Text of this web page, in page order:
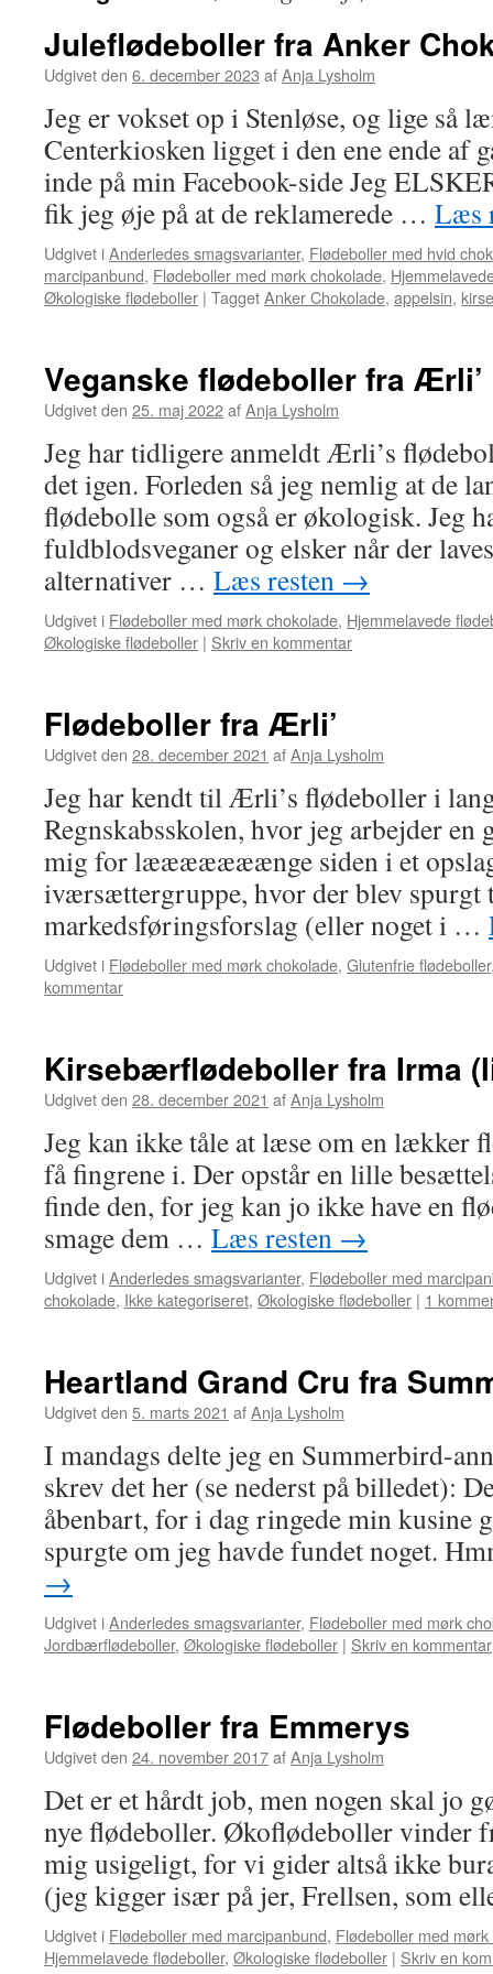
Juleflødeboller fra Anker
Udgivet den 6. december 2023 afAnja Lysholm
Jeg er vokset op i Stenløse, og lige så
Centerkiosken ligget i den ene ende af
inde på min Facebook-side Jeg
fik jeg øje på at de reklamerede … Læs
Udgivet iAnderledes smagsvarianter, Flødeboller med hvid
marcipanbund, Flødeboller med mørk chokolade,
Økologiske flødeboller | TaggetAnker Chokolade, appelsin,
Veganske flødeboller fra Ærli’
Udgivet den 25. maj 2022afAnja Lysholm
Jeg har tidligere anmeldt Ærli’s
det igen. Forleden så jeg nemlig at de
flødebolle som også er økologisk. Jeg
fuldblodsveganer og elsker når der
alternativer … Læs resten →
Udgivet i Flødeboller med mørk chokolade, Hjemmelavede
Økologiske flødeboller | Skriv en kommentar
Flødeboller fra Ærli’
Udgivet den 28. december 2021 afAnja Lysholm
Jeg har kendt til Ærli’s flødeboller i
Regnskabsskolen, hvor jeg arbejder en
mig for lææææææænge siden i et
iværsættergruppe, hvor der blev spurgt
markedsføringsforslag (eller noget i …
Udgivet i Flødeboller med mørk chokolade, Glutenfrie flødeboller
kommentar
Kirsebærflødeboller fra Irma
Udgivet den 28. december 2021 afAnja Lysholm
Jeg kan ikke tåle at læse om en lækker
få fingrene i. Der opstår en lille
finde den, for jeg kan jo ikke have en
smage dem … Læs resten →
Udgivet iAnderledes smagsvarianter, Flødeboller med
chokolade, Ikke kategoriseret, Økologiske flødeboller | 1
Heartland Grand Cru fra
Udgivet den 5. marts 2021 afAnja Lysholm
I mandags delte jeg en Summerbird-
skrev det her (se nederst på billedet):
åbenbart, for i dag ringede min kusine
spurgte om jeg havde fundet noget.
→
Udgivet iAnderledes smagsvarianter, Flødeboller med mørk
Jordbærflødeboller, Økologiske flødeboller | Skriv en kommentar
Flødeboller fra Emmerys
Udgivet den 24. november 2017afAnja Lysholm
Det er et hårdt job, men nogen skal jo
nye flødeboller. Økoflødeboller vinder
mig usigeligt, for vi gider altså ikke
(jeg kigger især på jer, Frellsen, som
Udgivet i Flødeboller med marcipanbund, Flødeboller med
Hjemmelavede flødeboller, Økologiske flødeboller | Skriv en